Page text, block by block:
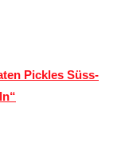
Pickles Süss-